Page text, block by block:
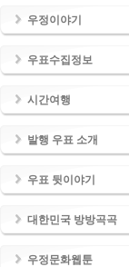
우정이야기
우표수집정보
시간여행
발행 우표 소개
우표 뒷이야기
대한민국 방방곡곡
우정문화웹툰